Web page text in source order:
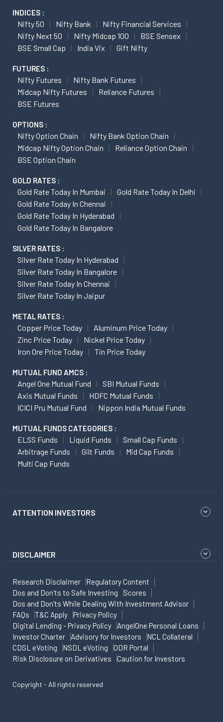
INDICES :
Nifty 50 Nifty Bank
Nifty Financial Services
Nifty Next 50
Nifty Midcap 100
BSE Sensex
BSE Small Cap
India Vix Gift Nifty
FUTURES :
Nifty Futures
Nifty Bank Futures
Midcap Nifty Futures
Reliance Futures
BSE Futures
OPTIONS :
Nifty Option Chain
Nifty Bank Option Chain
Midcap Nifty Option Chain
Reliance Option Chain
BSE Option Chain
GOLD RATES :
Gold Rate Today In Mumbai
Gold Rate Today In Delhi
Gold Rate Today In Chennai
Gold Rate Today In Hyderabad
Gold Rate Today In Bangalore
SILVER RATES :
Silver Rate Today In Hyderabad
Silver Rate Today In Bangalore
Silver Rate Today In Chennai
Silver Rate Today In Jaipur
METAL RATES :
Copper Price Today
Aluminum Price Today
Zinc Price Today
Nickel Price Today
Iron Ore Price Today
Tin Price Today
MUTUAL FUND AMCS :
Angel One Mutual Fund
SBI Mutual Funds
Axis Mutual Funds
HDFC Mutual Funds
ICICI Pru Mutual Fund
Nippon India Mutual Funds
MUTUAL FUNDS CATEGORIES :
ELSS Funds Liquid Funds
Small Cap Funds
Arbitrage Funds
Gilt Funds
Mid Cap Funds
Multi Cap Funds
ATTENTION INVESTORS
DISCLAIMER
Research Disclaimer
Regulatory Content
Dos and Don'ts to Safe Investing
Scores
Dos and Don'ts While Dealing With Investment Advisor
FAQs
T&C Apply
Privacy Policy
Digital Lending - Privacy Policy
AngelOne Personal Loans
Investor Charter
Advisory for Investors
NCL Collateral
CDSL eVoting
NSDL eVoting
ODR Portal
Risk Disclosure on Derivatives
Caution for Investors
Copyright - All rights reserved